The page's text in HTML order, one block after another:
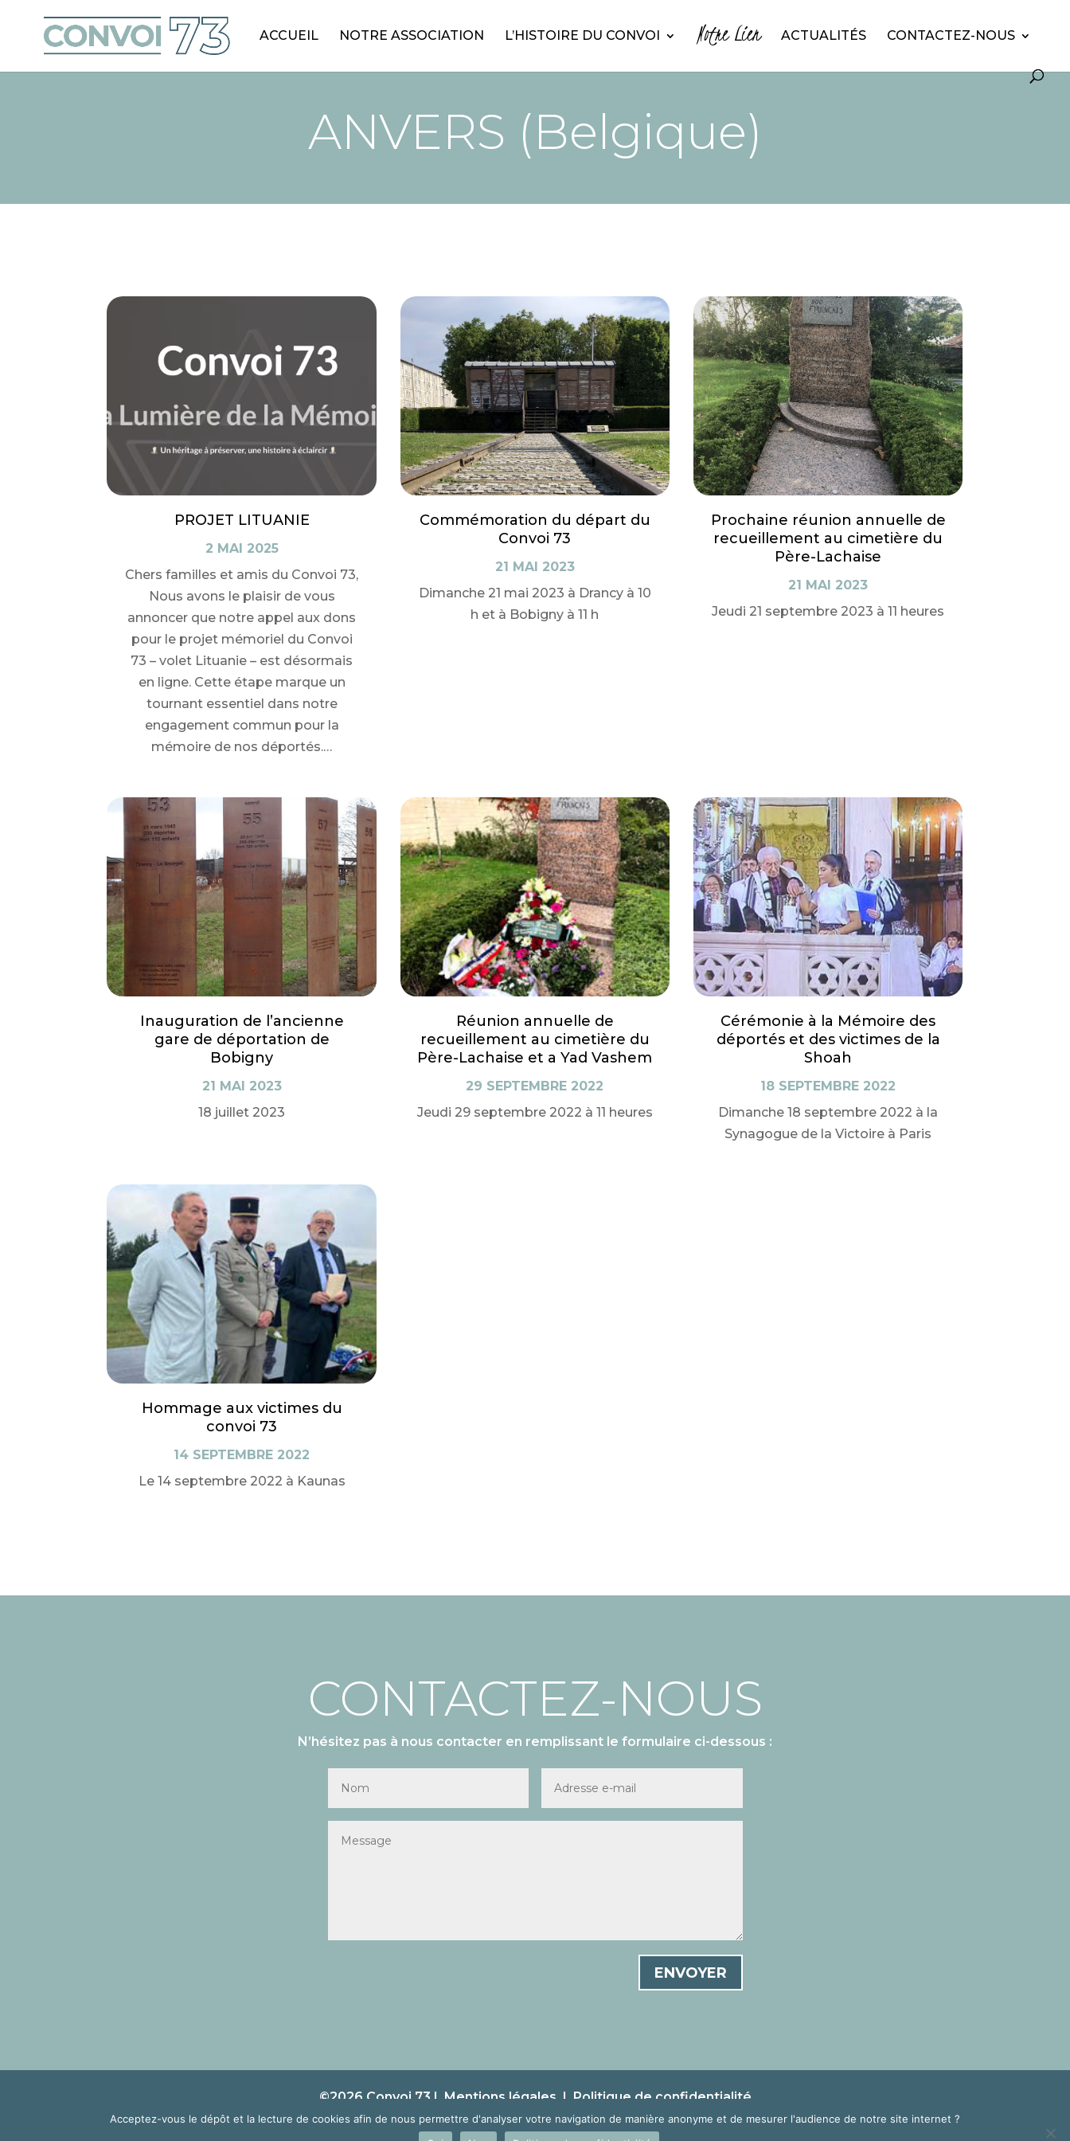
ACCUEIL NOTRE ASSOCIATION L’HISTOIRE DU CONVOI Notre Lien ACTUALITÉS CONTACTEZ-NOUS
ANVERS (Belgique)
PROJET LITUANIE
2 MAI 2025
Chers familles et amis du Convoi 73,
Nous avons le plaisir de vous
annoncer que notre appel aux dons
pour le projet mémoriel du Convoi
73 – volet Lituanie – est désormais
en ligne. Cette étape marque un
tournant essentiel dans notre
engagement commun pour la
mémoire de nos déportés.…
Commémoration du départ du
Convoi 73
21 MAI 2023
Dimanche 21 mai 2023 à Drancy à 10
h et à Bobigny à 11 h
Prochaine réunion annuelle de
recueillement au cimetière du
Père-Lachaise
21 MAI 2023
Jeudi 21 septembre 2023 à 11 heures
Inauguration de l’ancienne
gare de déportation de
Bobigny
21 MAI 2023
18 juillet 2023
Réunion annuelle de
recueillement au cimetière du
Père-Lachaise et a Yad Vashem
29 SEPTEMBRE 2022
Jeudi 29 septembre 2022 à 11 heures
Cérémonie à la Mémoire des
déportés et des victimes de la
Shoah
18 SEPTEMBRE 2022
Dimanche 18 septembre 2022 à la
Synagogue de la Victoire à Paris
Hommage aux victimes du
convoi 73
14 SEPTEMBRE 2022
Le 14 septembre 2022 à Kaunas
CONTACTEZ-NOUS
N’hésitez pas à nous contacter en remplissant le formulaire ci-dessous :
ENVOYER
©2026 Convoi 73 | Mentions légales | Politique de confidentialité
Acceptez-vous le dépôt et la lecture de cookies afin de nous permettre d'analyser votre navigation de manière anonyme et de mesurer l'audience de notre site internet ?